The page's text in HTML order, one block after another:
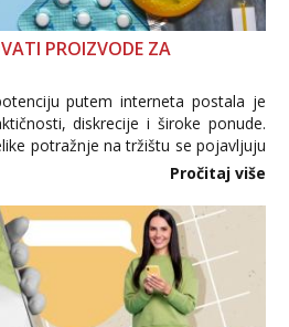
PROIZVODE ZA
putem interneta postala je
diskrecije i široke ponude.
potražnje na tržištu se pojavljuju
nepouzdane internetske
Pročitaj više